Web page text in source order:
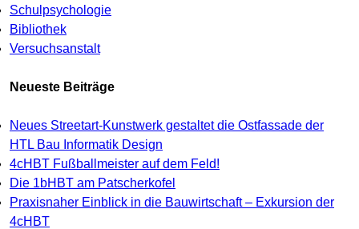
Schulpsychologie
Bibliothek
Versuchsanstalt
Neueste Beiträge
Neues Streetart-Kunstwerk gestaltet die Ostfassade der
HTL Bau Informatik Design
4cHBT Fußballmeister auf dem Feld!
Die 1bHBT am Patscherkofel
Praxisnaher Einblick in die Bauwirtschaft – Exkursion der
4cHBT